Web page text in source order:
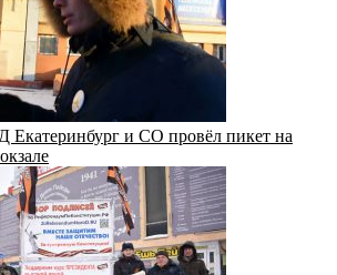
Екатеринбург и СО провёл пикет на